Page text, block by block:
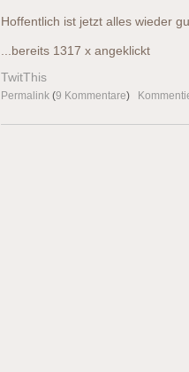
Hoffentlich ist jetzt alles wieder
...bereits 1317 x angeklickt
TwitThis
Permalink (9 Kommentare)